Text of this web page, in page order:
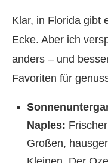
Klar, in Florida gibt
Ecke. Aber ich
anders – und
Favoriten für
Naples:
Großen,